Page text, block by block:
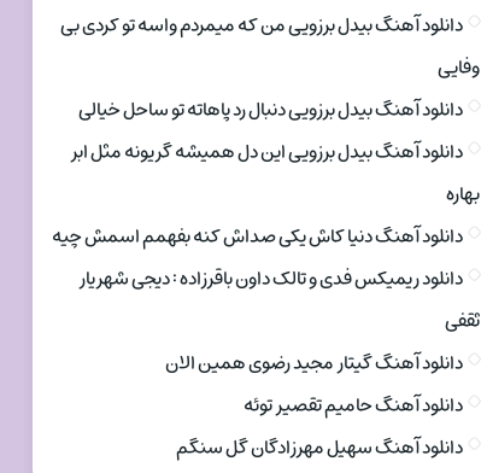
دانلود آهنگ بیدل برزویی من که میمردم واسه تو کردی بی
وفایی
دانلود آهنگ بیدل برزویی دنبال رد پاهاته تو ساحل خیالی
دانلود آهنگ بیدل برزویی این دل همیشه گریونه مثل ابر
بهاره
دانلود آهنگ دنیا کاش یکی صداش کنه بفهمم اسمش چیه
دانلود ریمیکس فدی و تالک داون باقرزاده : دیجی شهریار
ثقفی
دانلود آهنگ گیتار مجید رضوی همین الان
دانلود آهنگ حامیم تقصیر توئه
دانلود آهنگ سهیل مهرزادگان گل سنگم